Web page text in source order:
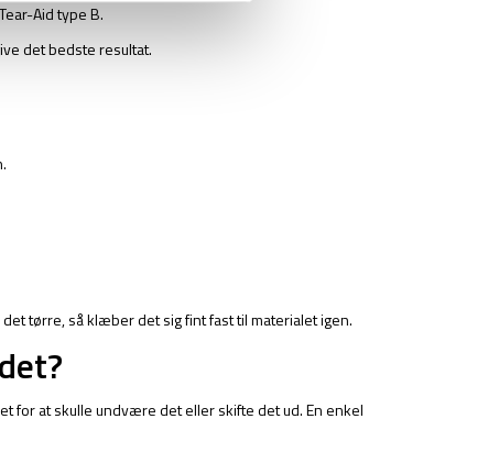
Aid type B.
det bedste resultat.
tørre, så klæber det sig fint fast til materialet igen.
for at skulle undvære det eller skifte det ud. En enkel